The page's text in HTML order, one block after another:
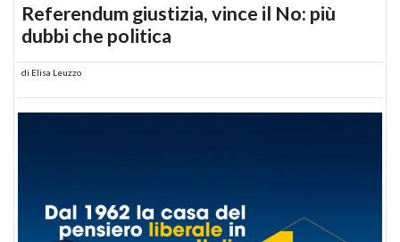
Referendum giustizia, vince il No: più
dubbi che politica
di Elisa Leuzzo